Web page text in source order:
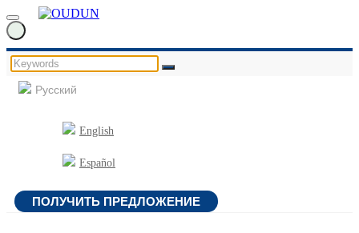
Русский
English
Español
ПОЛУЧИТЬ ПРЕДЛОЖЕНИЕ